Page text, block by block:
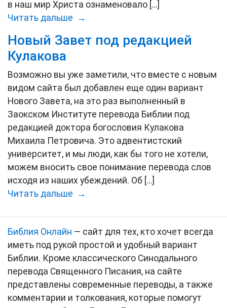
в наш мир Христа ознаменовало […]
Читать дальше →
Новый Завет под редакцией
Кулакова
Возможно вы уже заметили, что вместе с новым
видом сайта был добавлен еще один вариант
Нового Завета, на это раз выполненный в
Заокском Институте перевода Библии под
редакцией доктора богословия Кулакова
Михаила Петровича. Это адвентистский
университет, и мы люди, как бы того не хотели,
можем вносить свое понимание перевода слов
исходя из наших убеждений. Об […]
Читать дальше →
Библия Онлайн — сайт для тех, кто хочет всегда
иметь под рукой простой и удобный вариант
Библии. Кроме классического Синодального
перевода Священного Писания, на сайте
представлены современные переводы, а также
комментарии и толкования, которые помогут